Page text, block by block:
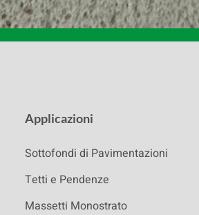
Applicazioni
Sottofondi di Pavimentazioni
Tetti e Pendenze
Massetti Monostrato